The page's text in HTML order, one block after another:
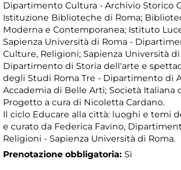
Dipartimento Cultura - Archivio Storico
Istituzione Biblioteche di Roma;
Moderna e Contemporanea; Istituto
Sapienza Università di Roma -
Culture, Religioni; Sapienza Università di
Dipartimento di Storia dell'arte e
degli Studi Roma Tre - Dipartimento di
Accademia di Belle Arti; Società Italiana
Progetto a cura di Nicoletta Cardano.
Il ciclo Educare alla città: luoghi e temi
e curato da Federica Favino,
Religioni - Sapienza Università di Roma.
Prenotazione obbligatoria: Sì